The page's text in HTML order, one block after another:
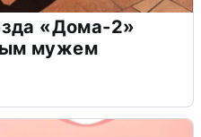
«Дома-2»
мужем